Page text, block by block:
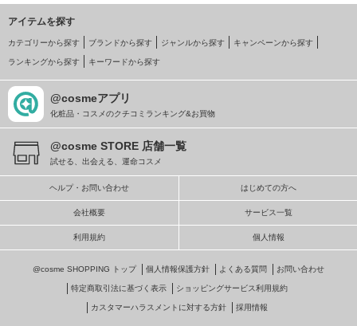
アイテムを探す
カテゴリーから探す ブランドから探す ジャンルから探す キャンペーンから探す
ランキングから探す キーワードから探す
@cosmeアプリ
化粧品・コスメのクチコミランキング&お買物
@cosme STORE 店舗一覧
試せる、出会える、運命コスメ
ヘルプ・お問い合わせ はじめての方へ
会社概要 サービス一覧
利用規約 個人情報
@cosme SHOPPING トップ 個人情報保護方針 よくある質問 お問い合わせ
特定商取引法に基づく表示 ショッピングサービス利用規約
カスタマーハラスメントに対する方針 採用情報